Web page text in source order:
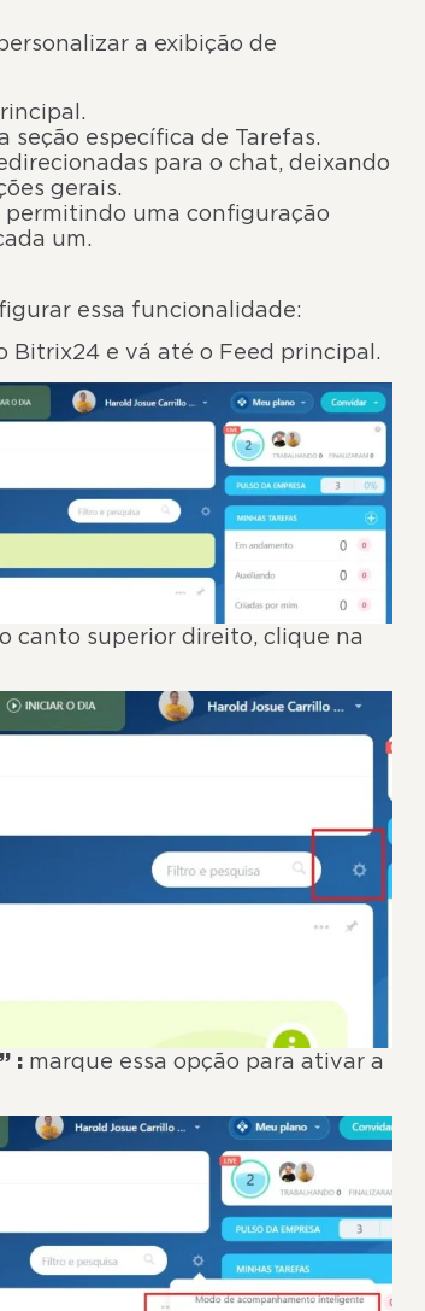
a exibição de
específica de Tarefas.
para o chat, deixando
gerais.
permitindo uma configuração
um.
essa funcionalidade:
Bitrix24 e vá até o Feed principal.
canto superior direito, clique na
: marque essa opção para ativar a